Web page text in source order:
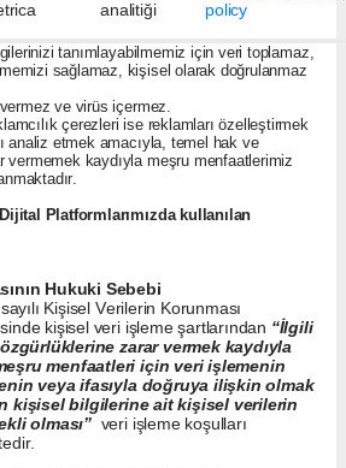
analitiği
policy
tanımlayabilmemiz için veri toplamaz,
sağlamaz, kişisel olarak doğrulanmaz
ve virüs içermez.
çerezleri ise reklamları özelleştirmek
analiz etmek amacıyla, temel hak ve
vermemek kaydıyla meşru menfaatlerimiz
Platformlarımızda kullanılan
Hukuki Sebebi
Kişisel Verilerin Korunması
kişisel veri işleme şartlarından “İlgili
zarar vermek kaydıyla
menfaatleri için veri işlemenin
veya ifasıyla doğruya ilişkin olmak
kişisel bilgilerine ait kişisel verilerin
olması” veri işleme koşulları